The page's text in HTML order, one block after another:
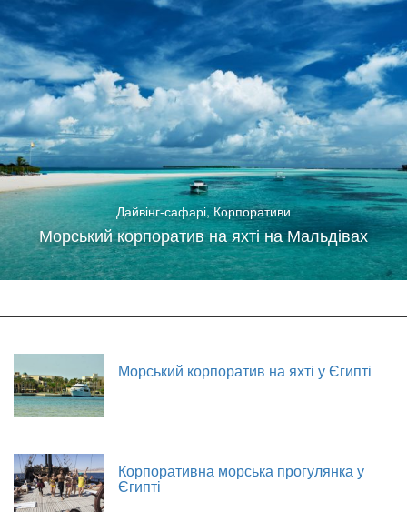
Дайвінг-сафарі, Корпоративи
Морський корпоратив на яхті на Мальдівах
Морський корпоратив на яхті у Єгипті
Корпоративна морська прогулянка у
Єгипті